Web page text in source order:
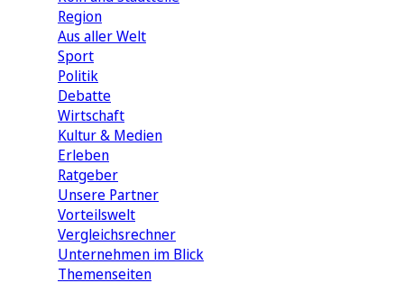
Region
Aus aller Welt
Sport
Politik
Debatte
Wirtschaft
Kultur & Medien
Erleben
Ratgeber
Unsere Partner
Vorteilswelt
Vergleichsrechner
Unternehmen im Blick
Themenseiten